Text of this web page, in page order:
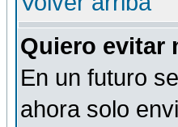
Quiero evitar
En un futuro
ahora solo